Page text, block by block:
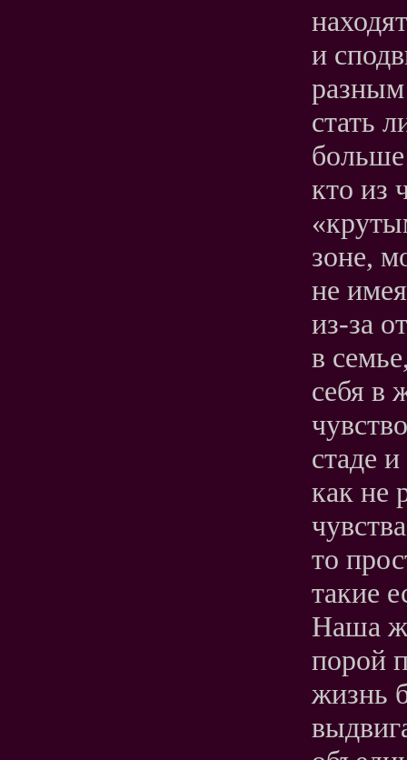
и
стать
кто из
зоне,
не
из-за
в
себя в
стаде
как не
то
такие
Наша
порой
жизнь